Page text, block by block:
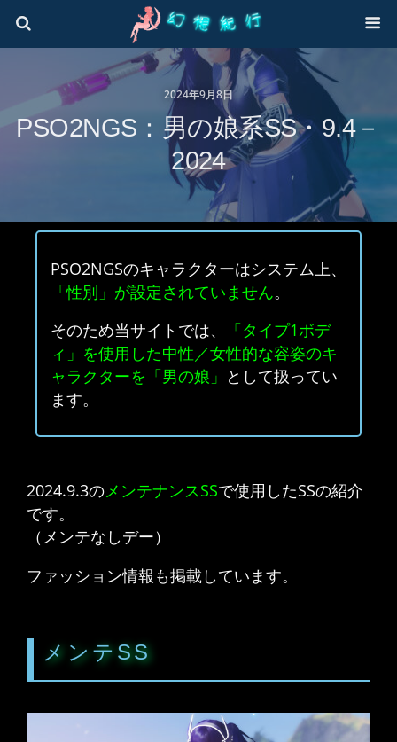
2024年9月8日
PSO2NGS：男の娘系SS・9.4－
2024
PSO2NGSのキャラクターはシステム上、
「性別」が設定されていません。
そのため当サイトでは、
「タイプ1ボデ
ィ」を使用した中性／女性的な容姿のキ
ャラクターを「男の娘」 として扱ってい
ます。
2024.9.3のメンテナンスSSで使用したSSの紹介
です。
（メンテなしデー）
ファッション情報も掲載しています。
メンテSS